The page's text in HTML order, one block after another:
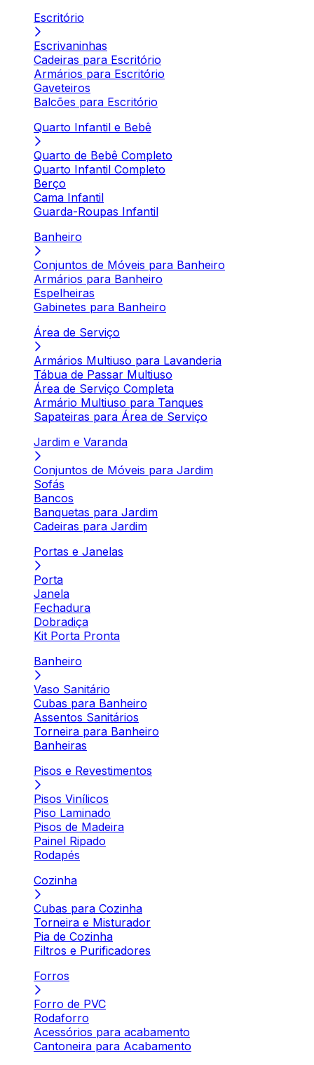
Escritório
Escrivaninhas
Cadeiras para Escritório
Armários para Escritório
Gaveteiros
Balcões para Escritório
Quarto Infantil e Bebê
Quarto de Bebê Completo
Quarto Infantil Completo
Berço
Cama Infantil
Guarda-Roupas Infantil
Banheiro
Conjuntos de Móveis para Banheiro
Armários para Banheiro
Espelheiras
Gabinetes para Banheiro
Área de Serviço
Armários Multiuso para Lavanderia
Tábua de Passar Multiuso
Área de Serviço Completa
Armário Multiuso para Tanques
Sapateiras para Área de Serviço
Jardim e Varanda
Conjuntos de Móveis para Jardim
Sofás
Bancos
Banquetas para Jardim
Cadeiras para Jardim
Portas e Janelas
Porta
Janela
Fechadura
Dobradiça
Kit Porta Pronta
Banheiro
Vaso Sanitário
Cubas para Banheiro
Assentos Sanitários
Torneira para Banheiro
Banheiras
Pisos e Revestimentos
Pisos Vinílicos
Piso Laminado
Pisos de Madeira
Painel Ripado
Rodapés
Cozinha
Cubas para Cozinha
Torneira e Misturador
Pia de Cozinha
Filtros e Purificadores
Forros
Forro de PVC
Rodaforro
Acessórios para acabamento
Cantoneira para Acabamento